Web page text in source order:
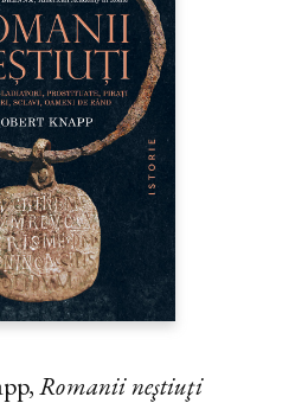
Romanii neştiuţi